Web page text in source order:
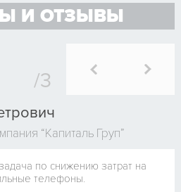
И ОТЗЫВЫ
“Капиталь Груп”
по снижению затрат на
телефоны.